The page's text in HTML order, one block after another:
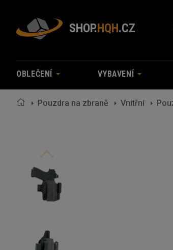
SHOP.HQH.CZ
OBLEČENÍ VYBAVENÍ
Pouzdra na zbraně Vnitřní